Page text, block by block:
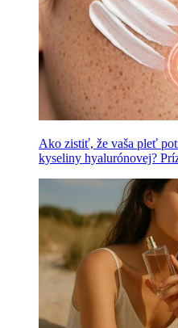
Ako zistiť, že vaša pleť
kyseliny hyalurónovej?